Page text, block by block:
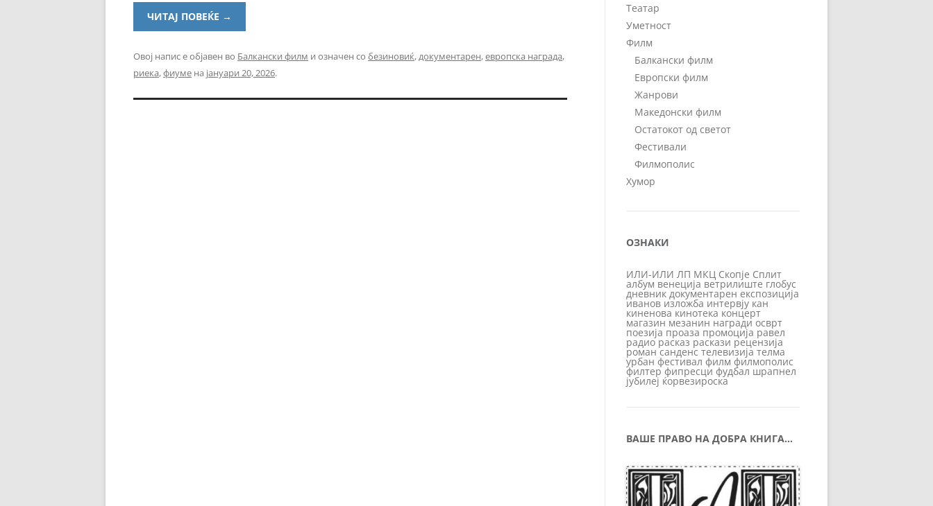
ЧИТАЈ ПОВЕЌЕ →
Овој напис е објавен во Балкански филм и означен со безиновиќ,документарен,европска награда,
риека,фиуме на јануари 20, 2026.
Театар
Уметност
Филм
Балкански филм
Европски филм
Жанрови
Македонски филм
Остатокот од светот
Фестивали
Филмополис
Хумор
ОЗНАКИ
ИЛИ-ИЛИ ЛП МКЦ Скопје Сплит
албум венеција ветрилиште глобус
дневник документарен експозиција
иванов изложба интервју кан
киненова кинотека концерт
магазин мезанин награди осврт
поезија проаза промоција равел
радио расказ раскази рецензија
роман санденс телевизија телма
урбан фестивал филм филмополис
филтер фипресци фудбал шрапнел
јубилеј ќорвезироска
ВАШЕ ПРАВО НА ДОБРА КНИГА…